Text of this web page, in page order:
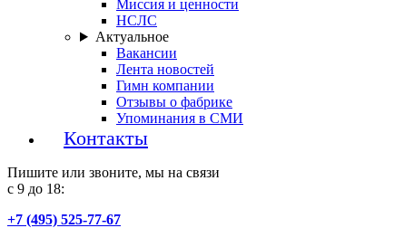
Миссия и ценности
НСЛС
Актуальное
Вакансии
Лента новостей
Гимн компании
Отзывы о фабрике
Упоминания в СМИ
Контакты
Пишите или звоните, мы на связи
с 9 до 18:
+7 (495) 525-77-67